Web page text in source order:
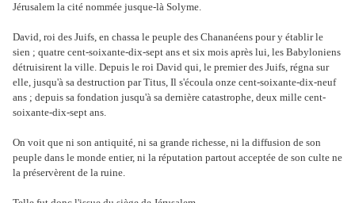
Jérusalem la cité nommée jusque-là Solyme.
David, roi des Juifs, en chassa le peuple des Chananéens pour y établir le
sien ; quatre cent-soixante-dix-sept ans et six mois après lui, les Babyloniens
détruisirent la ville. Depuis le roi David qui, le premier des Juifs, régna sur
elle, jusqu'à sa destruction par Titus, Il s'écoula onze cent-soixante-dix-neuf
ans ; depuis sa fondation jusqu'à sa dernière catastrophe, deux mille cent-
soixante-dix-sept ans.
On voit que ni son antiquité, ni sa grande richesse, ni la diffusion de son
peuple dans le monde entier, ni la réputation partout acceptée de son culte ne
la préservèrent de la ruine.